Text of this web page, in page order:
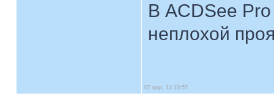
В ACDSee
неплохой
07 мар, 13 10:57